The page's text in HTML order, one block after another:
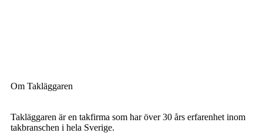
Om Takläggaren
Takläggaren är en takfirma som har över 30 års erfarenhet inom
takbranschen i hela Sverige.